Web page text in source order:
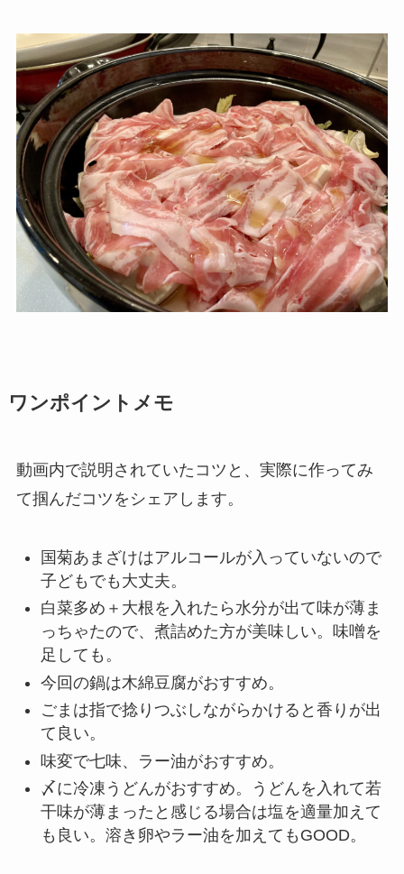
ワンポイントメモ
動画内で説明されていたコツと、実際に作ってみ
て掴んだコツをシェアします。
国菊あまざけはアルコールが入っていないので
子どもでも大丈夫。
白菜多め＋大根を入れたら水分が出て味が薄ま
っちゃたので、煮詰めた方が美味しい。味噌を
足しても。
今回の鍋は木綿豆腐がおすすめ。
ごまは指で捻りつぶしながらかけると香りが出
て良い。
味変で七味、ラー油がおすすめ。
〆に冷凍うどんがおすすめ。うどんを入れて若
干味が薄まったと感じる場合は塩を適量加えて
も良い。溶き卵やラー油を加えてもGOOD。